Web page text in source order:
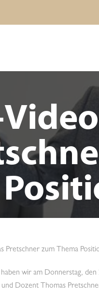
Pretschner zum Thema
wir am Donnerstag,
Dozent Thomas